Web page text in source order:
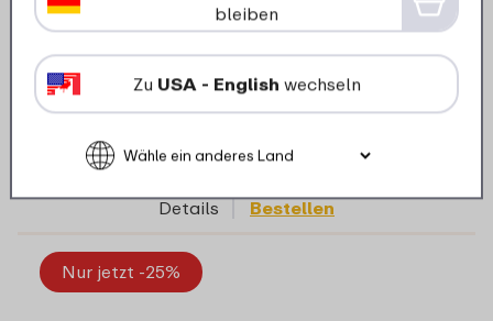
9 7
Details Bestellen
Nur jetzt -25%
bleiben
Zu USA - English wechseln